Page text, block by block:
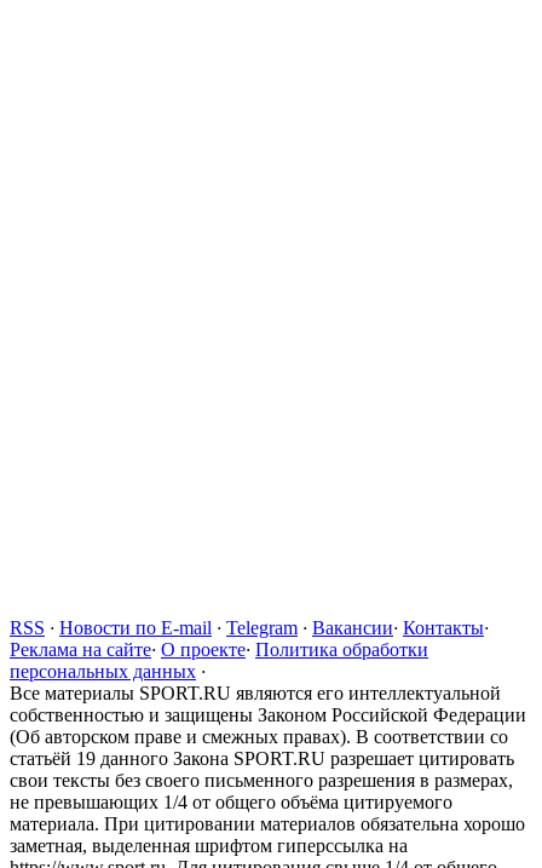
RSS · Новости по E-mail · Telegram · Вакансии· Контакты·
Реклама на сайте· О проекте· Политика обработки
персональных данных ·
Все материалы SPORT.RU являются его интеллектуальной
собственностью и защищены Законом Российской Федерации
(Об авторском праве и смежных правах). В соответствии со
статьёй 19 данного Закона SPORT.RU разрешает цитировать
свои тексты без своего письменного разрешения в размерах,
не превышающих 1/4 от общего объёма цитируемого
материала. При цитировании материалов обязательна хорошо
заметная, выделенная шрифтом гиперссылка на